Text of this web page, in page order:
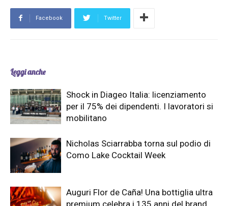
Facebook Twitter
Leggi anche
Shock in Diageo Italia: licenziamento
per il 75% dei dipendenti. I lavoratori si
mobilitano
Nicholas Sciarrabba torna sul podio di
Como Lake Cocktail Week
Auguri Flor de Caña! Una bottiglia ultra